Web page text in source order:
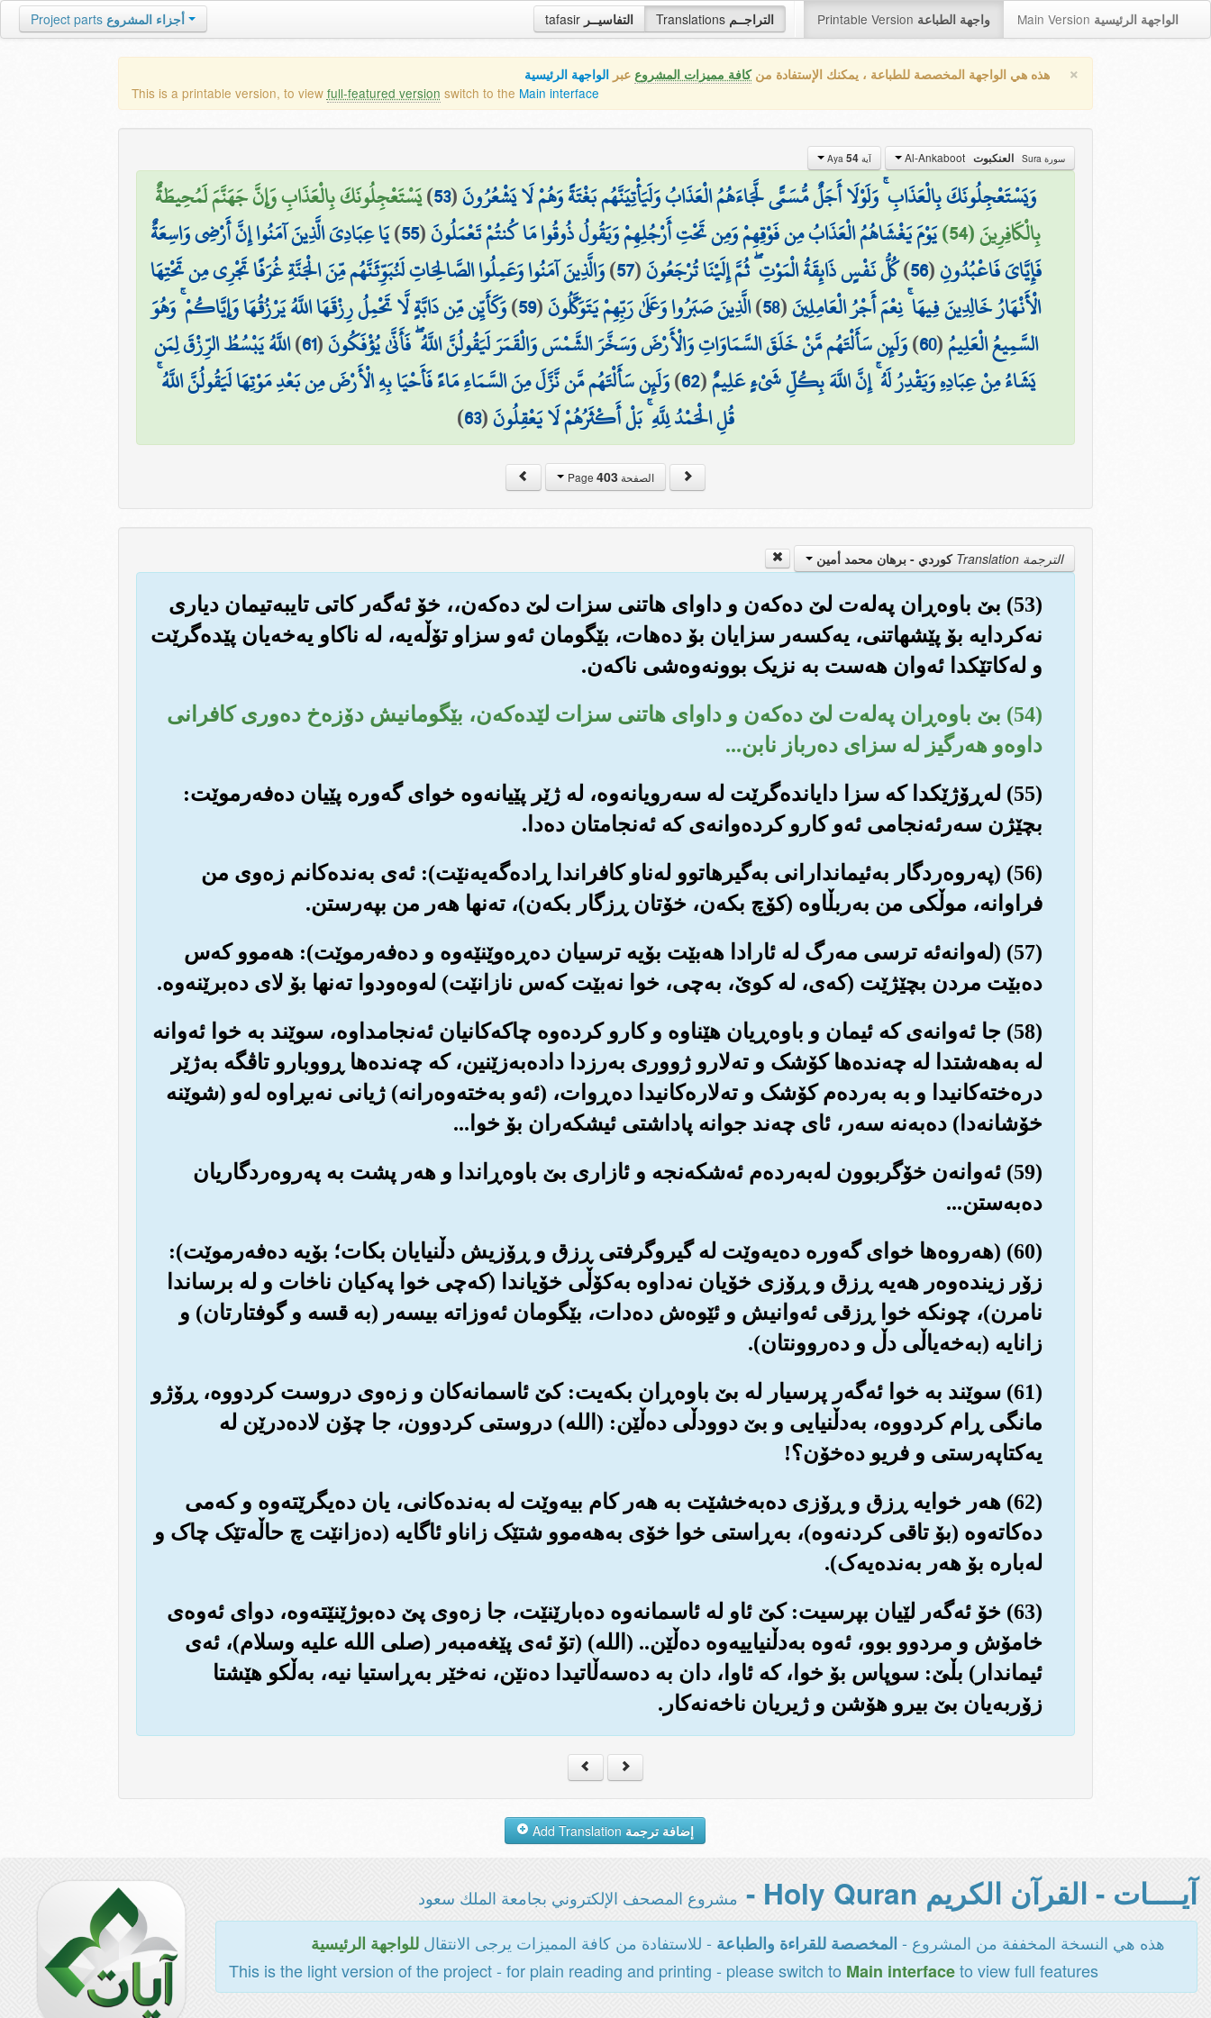
tafasir التفاسيــر Translations التراجــم Printable Version واجهة الطباعة Main Version الواجهة الرئيسية Project parts أجزاء المشروع
× هذه هي الواجهة المخصصة للطباعة ، يمكنك الإستفادة منكافة مميزات المشروع عبر الواجهة الرئيسية
This is a printable version, to view full-featured version switch to the Main interface
سورة Sura العنكبوت آية Aya 54
وَيَسْتَعْجِلُونَكَ بِالْعَذَابِ ۚ وَلَوْلَا أَجَلٌ مُّسَمًّى لَّجَاءَهُمُ الْعَذَابُ وَلَيَأْتِيَنَّهُم بَغْتَةً وَهُمْ لَا يَشْعُرُونَ(
53
)يَسْتَعْجِلُونَكَ بِالْعَذَابِ وَإِنَّ جَهَنَّمَ لَمُحِيطَةٌ
بِالْكَافِرِينَ (54)
يَوْمَ يَغْشَاهُمُ الْعَذَابُ مِن فَوْقِهِمْ وَمِن تَحْتِ أَرْجُلِهِمْ وَيَقُولُ ذُوقُوا مَا كُنتُمْ تَعْمَلُونَ(
55
)يَا عِبَادِيَ الَّذِينَ آمَنُوا إِنَّ أَرْضِي وَاسِعَةٌ
فَإِيَّايَ فَاعْبُدُونِ(
56
)كُلُّ نَفْسٍ ذَائِقَةُ الْمَوْتِ ۖ ثُمَّ إِلَيْنَا تُرْجَعُونَ(
57
)وَالَّذِينَ آمَنُوا وَعَمِلُوا الصَّالِحَاتِ لَنُبَوِّئَنَّهُم مِّنَ الْجَنَّةِ غُرَفًا تَجْرِي مِن تَحْتِهَا
الْأَنْهَارُ خَالِدِينَ فِيهَا ۚ نِعْمَ أَجْرُ الْعَامِلِينَ(
58
)الَّذِينَ صَبَرُوا وَعَلَىٰ رَبِّهِمْ يَتَوَكَّلُونَ(
59
)وَكَأَيِّن مِّن دَابَّةٍ لَّا تَحْمِلُ رِزْقَهَا اللَّهُ يَرْزُقُهَا وَإِيَّاكُمْ ۚ وَهُوَ
السَّمِيعُ الْعَلِيمُ(
60
)وَلَئِن سَأَلْتَهُم مَّنْ خَلَقَ السَّمَاوَاتِ وَالْأَرْضَ وَسَخَّرَ الشَّمْسَ وَالْقَمَرَ لَيَقُولُنَّ اللَّهُ ۖ فَأَنَّىٰ يُؤْفَكُونَ(
61
)اللَّهُ يَبْسُطُ الرِّزْقَ لِمَن
يَشَاءُ مِنْ عِبَادِهِ وَيَقْدِرُ لَهُ ۚ إِنَّ اللَّهَ بِكُلِّ شَيْءٍ عَلِيمٌ(
62
)وَلَئِن سَأَلْتَهُم مَّن نَّزَّلَ مِنَ السَّمَاءِ مَاءً فَأَحْيَا بِهِ الْأَرْضَ مِن بَعْدِ مَوْتِهَا لَيَقُولُنَّ اللَّهُ ۚ
قُلِ الْحَمْدُ لِلَّهِ ۚ بَلْ أَكْثَرُهُمْ لَا يَعْقِلُونَ(
63
)
الصفحة Page403
الترجمة Translation كوردي - برهان محمد أمين
(53) بێ باوه‌ڕان په‌له‌ت لێ ده‌که‌ن و داوای هاتنی سزات لێ ده‌که‌ن،، خۆ ئه‌گه‌ر کاتی تایبه‌تیمان دیاری
نه‌کردایه بۆ پێشهاتنی، یه‌کسه‌ر سزایان بۆ ده‌هات، بێگومان ئه‌و سزاو تۆڵه‌یه‌، له ناکاو یه‌خه‌یان پێده‌گرێت
و له‌کاتێکدا ئه‌وان هه‌ست به نزیک بوونه‌وه‌شی ناکه‌ن.
(54) بێ باوه‌ڕان په‌له‌ت لێ ده‌که‌ن و داوای هاتنی سزات لێده‌که‌ن، بێگومانیش دۆزه‌خ ده‌وری کافرانی
داوه‌و هه‌رگیز له سزای ده‌رباز نابن...
(55) له‌ڕۆژێکدا که سزا دا‌یانده‌گرێت له سه‌رویانه‌وه‌، له ژێر پێیانه‌وه خوای گه‌وره پێیان ده‌فه‌رموێت:
بچێژن سه‌رئه‌نجامی ئه‌و کارو کرده‌وانه‌ی که ئه‌نجامتان ده‌دا.
(56) (په‌روه‌ردگار به‌ئیماندارانی به‌گیرهاتوو له‌ناو کافراندا ڕاده‌گه‌یه‌نێت): ئه‌ی به‌نده‌کانم زه‌وی من
فراوانه‌، موڵکی من به‌ربڵاوه (کۆچ بکه‌ن، خۆتان ڕزگار بکه‌ن)، ته‌نها هه‌ر من بپه‌رستن.
(57) (له‌وانه‌ئه ترسی مه‌رگ له ئارادا هه‌بێت بۆیه ترسیان ده‌ڕه‌وێنێه‌وه و ده‌فه‌رموێت): هه‌موو که‌س
ده‌بێت مردن بچێژێت (که‌ی، له کوێ، به‌چی، خوا نه‌بێت که‌س نازانێت) له‌وه‌ودوا ته‌نها بۆ لای ده‌برێنه‌وه‌.
(58) جا ئه‌وانه‌ی که ئیمان و باوه‌ڕیان هێناوه و کارو کرده‌وه چاکه‌کانیان ئه‌نجامداوه‌، سوێند به خوا ئه‌وانه
له به‌هه‌شتدا له چه‌نده‌ها کۆشک و ته‌لارو ژووری به‌رزدا داده‌به‌زێنین، که چه‌نده‌ها ڕووبارو تاڤگه به‌ژێر
دره‌خته‌کانیدا و به به‌رده‌م کۆشک و ته‌لاره‌کانیدا ده‌ڕوات، (ئه‌و به‌خته‌وه‌رانه‌) ژیانی نه‌بڕاوه له‌و (شوێنه
خۆشانه‌دا) ده‌به‌نه سه‌ر، ئای چه‌ند جوانه پاداشتی ئیشکه‌ران بۆ خوا...
(59) ئه‌وانه‌ن خۆگربوون له‌به‌رده‌م ئه‌شکه‌نجه و ئازاری بێ باوه‌ڕاندا و هه‌ر پشت به په‌روه‌ردگاریان
ده‌به‌ستن...
(60) (هه‌روه‌ها خوای گه‌وره ده‌یه‌وێت له گیروگرفتی ڕزق و ڕۆزیش دڵنیایان بکات؛ بۆیه ده‌فه‌رموێت):
زۆر زینده‌وه‌ر هه‌یه ڕزق و ڕۆزی خۆیان نه‌داوه به‌کۆڵی خۆیاندا (که‌چی خوا په‌کیان ناخات و له برساندا
نامرن)، چونکه خوا ڕزقی ئه‌وانیش و ئێوه‌ش ده‌دات، بێگومان ئه‌وزاته بیسه‌ر (به قسه و گوفتارتان) و
زانایه (به‌خه‌یاڵی دڵ و ده‌روونتان).
(61) سوێند به خوا ئه‌گه‌ر پرسیار له بێ باوه‌ڕان بکه‌یت: کێ ئاسمانه‌کان و زه‌وی دروست کردووه‌، ڕۆژو
مانگی ڕام کردووه‌، به‌دڵنیایی و بێ دوودڵی ده‌ڵێن: (الله‌) دروستی کردوون، جا چۆن لاده‌درێن له
یه‌کتاپه‌رستی و فریو ده‌خۆن؟!
(62) هه‌ر خوایه ڕزق و ڕۆزی ده‌به‌خشێت به هه‌ر کام بیه‌وێت له به‌نده‌کانی، یان ده‌یگرێته‌وه و که‌می
ده‌کاته‌وه (بۆ تاقی کردنه‌وه‌)، به‌ڕاستی خوا خۆی به‌هه‌موو شتێک زاناو ئاگایه (ده‌زانێت چ حاڵه‌تێک چاک و
له‌باره بۆ هه‌ر به‌نده‌یه‌ک).
(63) خۆ ئه‌گه‌ر لێیان بپرسیت: کێ ئاو له ئاسمانه‌وه ده‌بارێنێت، جا زه‌وی پێ ده‌بوژێنێته‌وه‌، دوای ئه‌وه‌ی
خامۆش و مردوو بوو، ئه‌وه به‌دڵنیاییه‌وه ده‌ڵێن.. (الله‌) (تۆ ئه‌ی پێغه‌مبه‌ر (صلی الله علیه وسلام)، ئه‌ی
ئیماندار) بڵێ: سوپاس بۆ خوا، که ئاوا، دان به ده‌سه‌ڵاتیدا ده‌نێن، نه‌خێر به‌ڕاستیا نیه‌، به‌ڵکو هێشتا
زۆربه‌یان بێ بیرو هۆشن و ژیریان نا‌خه‌نه‌کار.
إضافة ترجمة
آيــــات - القرآن الكريم Holy Quran - مشروع المصحف الإلكتروني بجامعة الملك سعود
هذه هي النسخة المخففة من المشروع - المخصصة للقراءة والطباعة - للاستفادة من كافة المميزات يرجى الانتقالللواجهة الرئيسية
This is the light version of the project - for plain reading and printing - please switch to Main interfaceto view full features